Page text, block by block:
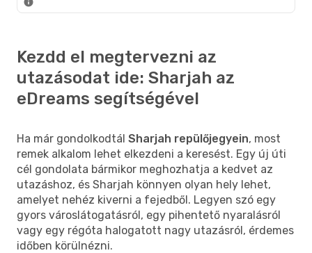
Kezdd el megtervezni az
utazásodat ide: Sharjah az
eDreams segítségével
Ha már gondolkodtál Sharjah repülőjegyein, most
remek alkalom lehet elkezdeni a keresést. Egy új úti
cél gondolata bármikor meghozhatja a kedvet az
utazáshoz, és Sharjah könnyen olyan hely lehet,
amelyet nehéz kiverni a fejedből. Legyen szó egy
gyors városlátogatásról, egy pihentető nyaralásról
vagy egy régóta halogatott nagy utazásról, érdemes
időben körülnézni.